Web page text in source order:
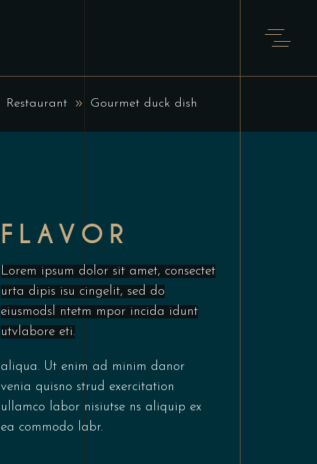
Restaurant Gourmet duck dish
FLAVOR
Lorem ipsum dolor sit amet, consectet
urta dipis isu cingelit, sed do
eiusmodsl ntetm mpor incida idunt
utvlabore eti.
aliqua. Ut enim ad minim danor
venia quisno strud exercitation
ullamco labor nisiutse ns aliquip ex
ea commodo labr.